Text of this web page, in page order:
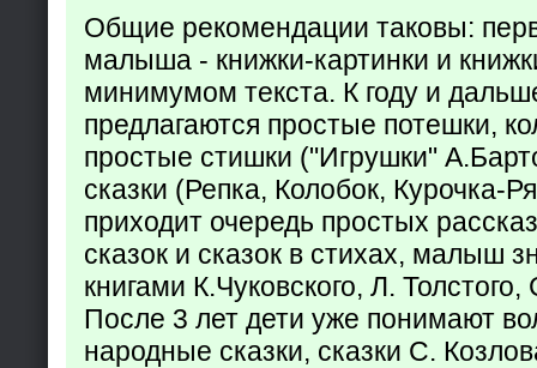
Общие рекомендации таковы:
малыша - книжки-картинки и
минимумом текста. К году и
предлагаются простые потешки,
простые стишки ("Игрушки"
сказки (Репка, Колобок, Курочка-
приходит очередь простых
сказок и сказок в стихах, малыш
книгами К.Чуковского, Л.
После 3 лет дети уже понимают
народные сказки, сказки С.